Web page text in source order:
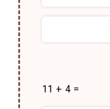
11 + 4 =